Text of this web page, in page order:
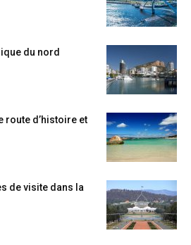
du nord
route d’histoire et
de visite dans la